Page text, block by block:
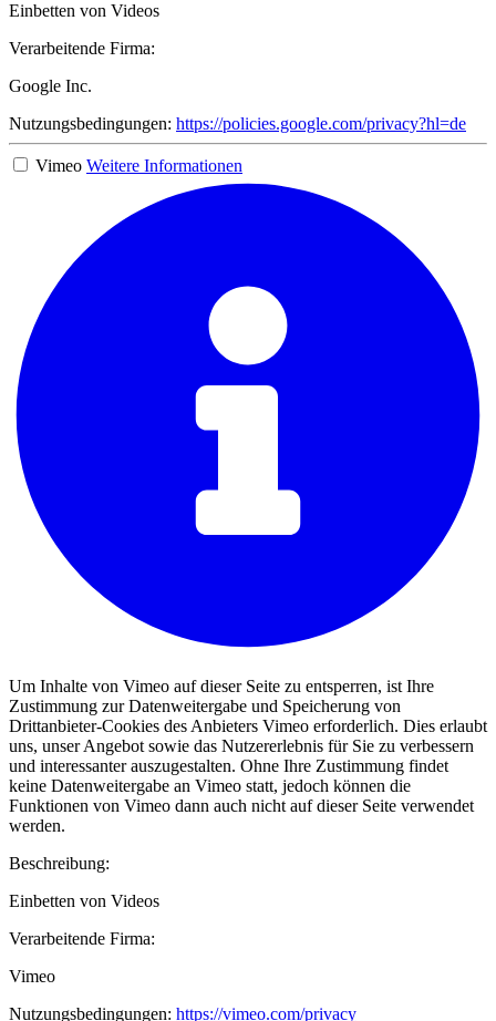
Einbetten von Videos
Verarbeitende Firma:
Google Inc.
Nutzungsbedingungen: https://policies.google.com/privacy?hl=de
Vimeo Weitere Informationen
Um Inhalte von Vimeo auf dieser Seite zu entsperren, ist Ihre
Zustimmung zur Datenweitergabe und Speicherung von
Drittanbieter-Cookies des Anbieters Vimeo erforderlich. Dies erlaubt
uns, unser Angebot sowie das Nutzererlebnis für Sie zu verbessern
und interessanter auszugestalten. Ohne Ihre Zustimmung findet
keine Datenweitergabe an Vimeo statt, jedoch können die
Funktionen von Vimeo dann auch nicht auf dieser Seite verwendet
werden.
Beschreibung:
Einbetten von Videos
Verarbeitende Firma:
Vimeo
Nutzungsbedingungen: https://vimeo.com/privacy